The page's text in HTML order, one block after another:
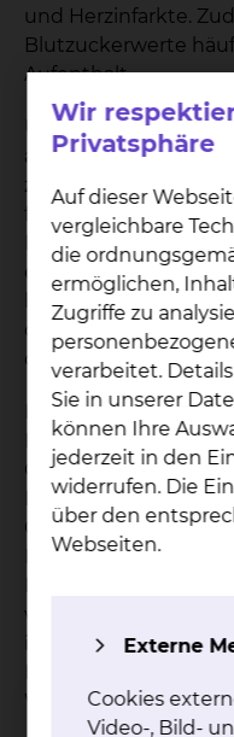
und Herzinfarkte.
Blutzuckerwerte
Aufenthalt.
Um die Betreuung
akute Versorgung
zu gewährleisten wird
flächendeckend auf
Blutzuckerwerte
einen der Blutzucker
herausragende
des HbA1c-Wertes
operativen Fächer.
Dieses ist durch
Es besteht dabei
Chirurgischen
Psychiatrie, der
Gastroenterologie &
Niedergelassenen
vergangenen zwei
interdisziplinäre
Weiterbildung
Wir
Privatsphäre
Auf dieser
vergleichbare
die
ermöglichen,
Zugriffe zu
verarbeitet.
Sie in unserer
können Ihre
jederzeit in den
widerrufen. Die
über den
Webseiten.
Externe
Cookies
Video-, Bild-